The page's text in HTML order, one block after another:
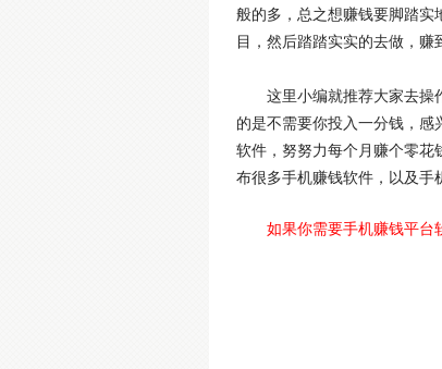
般的多，总之想赚钱要脚踏实
目，然后踏踏实实的去做，赚
这里小编就推荐大家去操
的是不需要你投入一分钱，
软件，努努力每个月赚个零花
布很多手机赚钱软件，以及手
如果你需要手机赚钱平台